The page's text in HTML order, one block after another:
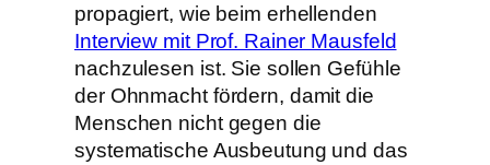
propagiert, wie beim erhellenden
Interview mit Prof. Rainer Mausfeld
nachzulesen ist. Sie sollen Gefühle
der Ohnmacht fördern, damit die
Menschen nicht gegen die
systematische Ausbeutung und das